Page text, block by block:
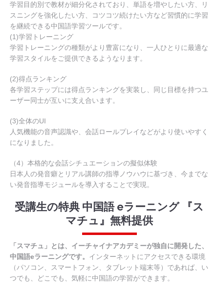
学習目的別で教材が細分化されており、単語を増やしたい方、リ
スニングを強化したい方、コツコツ続けたい方など習慣的に学習
を継続できる中国語学習ツールです。
(1)学習トレーニング
学習トレーニングの種類がより豊富になり、一人ひとりに最適な
学習スタイルをご提供できるようなります。
(2)得点ランキング
各学習ステップには得点ランキングを実装し、同じ目標を持つユ
ーザー同士が互いに支え合います。
(3)全体のUI
人気機能の音声認識や、会話ロールプレイなどがより使いやすく
になりました。
（4）本格的な会話シチュエーションの擬似体験
日本人の発音癖とリアル講師の指導ノウハウに基づき、今までな
い発音指導モジュールを導入することで実現。
受講生の特典 中国語 eラーニング 『ス
マチュ』無料提供
「スマチュ」とは、イーチャイナアカデミーが独自に開発した、
中国語eラーニングです。 インターネットにアクセスできる環境
（パソコン、スマートフォン、タブレット端末等）であれば、い
つでも、どこでも、気軽に中国語の学習ができます。